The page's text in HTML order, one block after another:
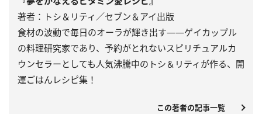
著者：トシ＆リティ／セブン＆アイ出版
食材の波動で毎日のオーラが輝き出す――ゲイカップル
の料理研究家であり、予約がとれないスピリチュアルカ
ウンセラーとしても人気沸騰中のトシ＆リティが作る、開
運ごはんレシピ集！
この著者の記事一覧